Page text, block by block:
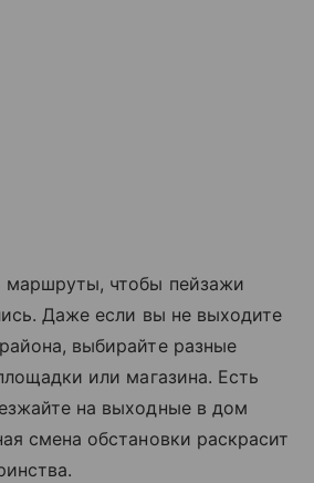
маршруты, чтобы пейзажи
Даже если вы не выходите
выбирайте разные
или магазина. Есть
на выходные в дом
смена обстановки раскрасит